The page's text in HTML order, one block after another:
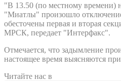
"В 13.50 (по местному времени)
"Миатлы" произошло
обесточены первая и вторая
МРСК, передает "Интерфакс".
Отмечается, что задымление
настоящее время выясняются
Читайте нас в